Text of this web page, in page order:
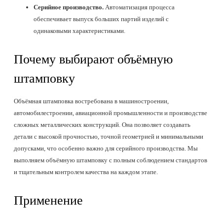
Серийное производство. Автоматизация процесса
обеспечивает выпуск больших партий изделий с
одинаковыми характеристиками.
Почему выбирают объёмную
штамповку
Объёмная штамповка востребована в машиностроении,
автомобилестроении, авиационной промышленности и производстве
сложных металлических конструкций. Она позволяет создавать
детали с высокой прочностью, точной геометрией и минимальными
допусками, что особенно важно для серийного производства. Мы
выполняем объёмную штамповку с полным соблюдением стандартов
и тщательным контролем качества на каждом этапе.
Применение